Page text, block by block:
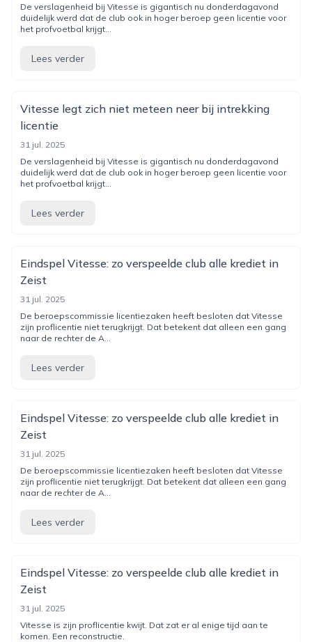
De verslagenheid bij Vitesse is gigantisch nu donderdagavond
duidelijk werd dat de club ook in hoger beroep geen licentie voor
het profvoetbal krijgt...
Lees verder
Vitesse legt zich niet meteen neer bij intrekking
licentie
31 jul. 2025
De verslagenheid bij Vitesse is gigantisch nu donderdagavond
duidelijk werd dat de club ook in hoger beroep geen licentie voor
het profvoetbal krijgt...
Lees verder
Eindspel Vitesse: zo verspeelde club alle krediet in
Zeist
31 jul. 2025
De beroepscommissie licentiezaken heeft besloten dat Vitesse
zijn proflicentie niet terugkrijgt. Dat betekent dat alleen een gang
naar de rechter de A...
Lees verder
Eindspel Vitesse: zo verspeelde club alle krediet in
Zeist
31 jul. 2025
De beroepscommissie licentiezaken heeft besloten dat Vitesse
zijn proflicentie niet terugkrijgt. Dat betekent dat alleen een gang
naar de rechter de A...
Lees verder
Eindspel Vitesse: zo verspeelde club alle krediet in
Zeist
31 jul. 2025
Vitesse is zijn proflicentie kwijt. Dat zat er al enige tijd aan te
komen. Een reconstructie.